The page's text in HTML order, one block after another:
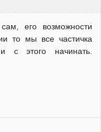
его возможности
то мы все частичка
с этого начинать.